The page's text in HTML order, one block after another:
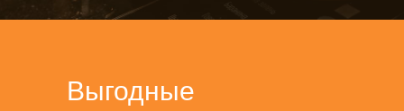
Выгодные